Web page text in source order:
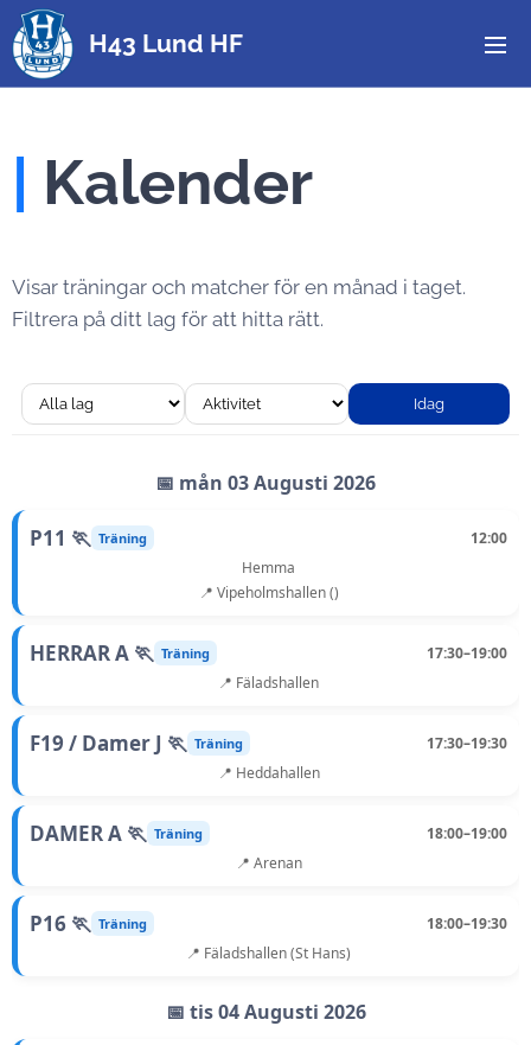
H43 Lund HF
Kalender
Visar träningar och matcher för en månad i taget.
Filtrera på ditt lag för att hitta rätt.
Idag
📅 mån 03 Augusti 2026
P11 🏃 Träning
12:00
Hemma
📍 Vipeholmshallen ()
HERRAR A 🏃 Träning
17:30–19:00
📍 Fäladshallen
F19 / Damer J 🏃 Träning
17:30–19:30
📍 Heddahallen
DAMER A 🏃 Träning
18:00–19:00
📍 Arenan
P16 🏃 Träning
18:00–19:30
📍 Fäladshallen (St Hans)
📅 tis 04 Augusti 2026